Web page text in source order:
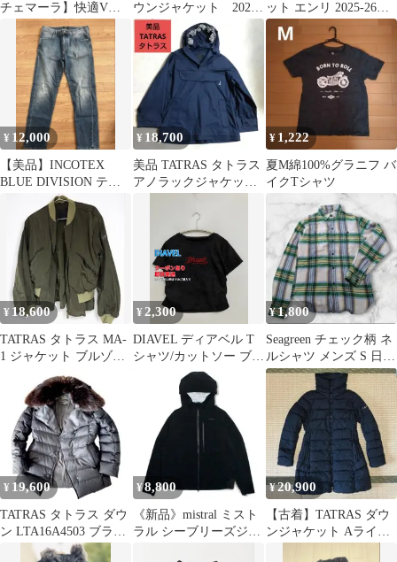
チェマーラ】快適Vネ
ック Tシャツ 3L グレー
ウンジャケット 2023
年モデル 黒 2way
ット エンリ 2025-26年
秋冬 ネイビー ジップア
ップ
¥ 12,000
【美品】INCOTEX
BLUE DIVISION テー
パード ダメージデニ
¥ 18,700
美品 TATRAS タトラス
アノラックジャケット
¥ 1,222
夏M綿100%グラニフ バ
イクTシャツ
¥ 18,600
TATRAS タトラス MA-
1 ジャケット ブルゾン
カーキ レディース
¥2,300
DIAVEL ディアベル T
シャツ/カットソー ブラ
ック 無地 ブランドロゴ
刺繍 ショート丈 半袖
クルーネック(丸首) レ
ディース
¥1,800
Seagreen チェック柄 ネ
ルシャツ メンズ S 日本
製 Y2A591
¥ 19,600
TATRAS タトラス ダウ
ン LTA16A4503 ブラッ
¥8,800
《新品》mistral ミスト
ラル シーブリーズジャ
¥20,900
【古着】TATRAS ダウ
ンジャケット Aライン